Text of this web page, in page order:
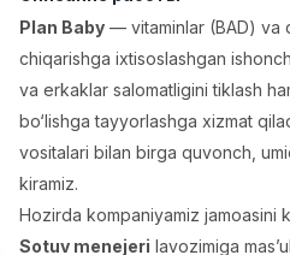
Ish joyidan
Агент по продажам
LION_ESTATE
Full time job
Ish joyidan
Преподаватель IELTS
3,000,000 - 10,000,000 sum
Plan Baby — vitaminlar (BAD) va
chiqarishga ixtisoslashgan
va erkaklar salomatligini tiklash
bo‘lishga tayyorlashga xizmat
vositalari bilan birga quvonch,
kiramiz.
Hozirda kompaniyamiz jamoasini
Sotuv menejeri lavozimiga
Вакансии Категории